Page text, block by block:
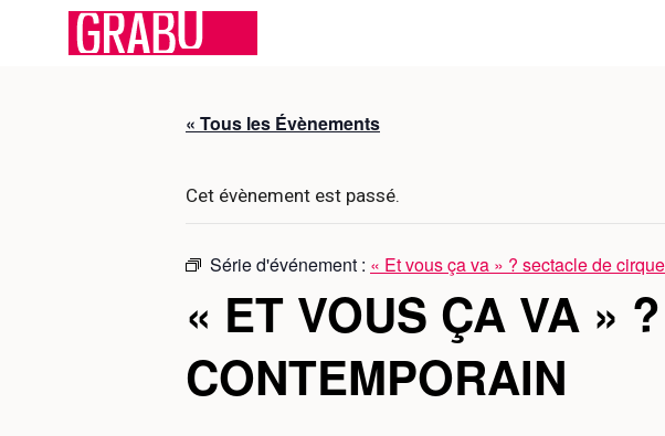
« Tous les Évènements
Cet évènement est passé.
Série d'événement : « Et vous ça va » ? sectacle de
« ET VOUS ÇA VA »
CONTEMPORAIN